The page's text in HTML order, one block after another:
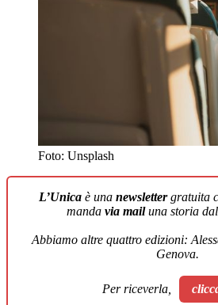
Foto: Unsplash
L’Unicaè una newslettergratuita
manda via mailuna storia
Abbiamo altre quattro edizioni:
Genova.
Per riceverla,